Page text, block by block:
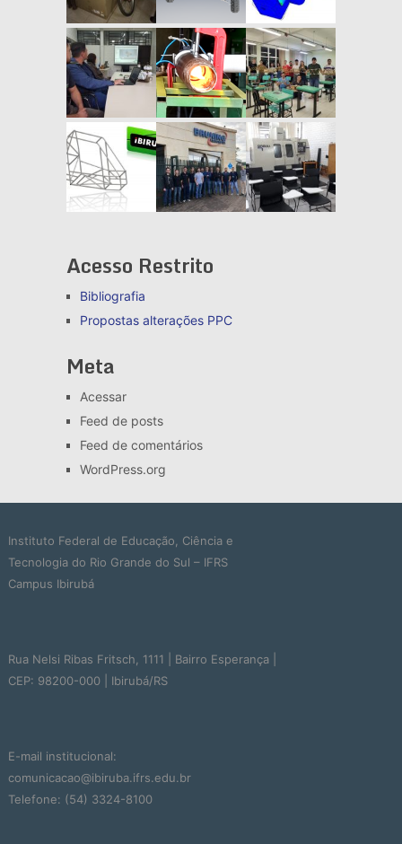
Acesso Restrito
Bibliografia
Propostas alteraçõesPPC
Meta
Acessar
Feed de posts
Feed de comentários
WordPress.org
Instituto Federal de Educação, Ciência e
Tecnologia do Rio Grande do Sul – IFRS
Campus Ibirubá
Rua Nelsi Ribas Fritsch, 1111 | Bairro Esperança |
CEP: 98200-000 | Ibirubá/RS
E-mail institucional:
comunicacao@ibiruba.ifrs.edu.br
Telefone: (54) 3324-8100